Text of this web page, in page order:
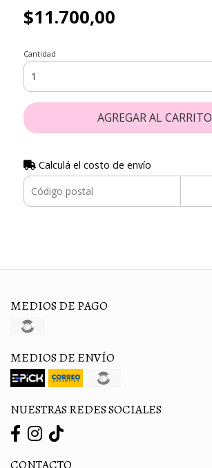
$11.700,00
Cantidad
AGREGAR AL CARRITO
Calculá el costo de envío
MEDIOS DE PAGO
MEDIOS DE ENVÍO
NUESTRAS REDES SOCIALES
CONTACTO